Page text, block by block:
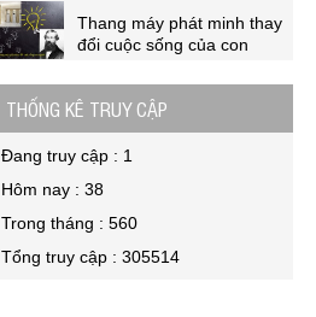
đổi cuộc sống của con
người
Hướng dẫn cứu hộ thang
máy gặp sự cố
THỐNG KÊ TRUY CẬP
Đang truy cập : 1
Hôm nay : 38
Trong tháng : 560
Tổng truy cập : 305514